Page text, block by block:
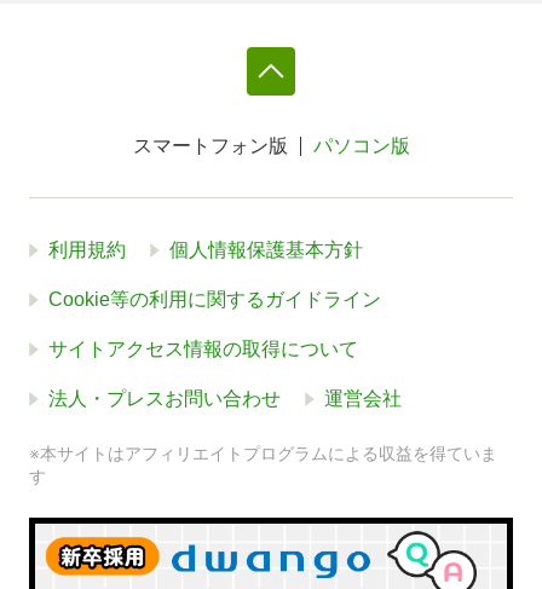
スマートフォン版 パソコン版
利用規約 個人情報保護基本方針
Cookie等の利用に関するガイドライン
サイトアクセス情報の取得について
法人・プレスお問い合わせ 運営会社
※本サイトはアフィリエイトプログラムによる収益を得ていま
す